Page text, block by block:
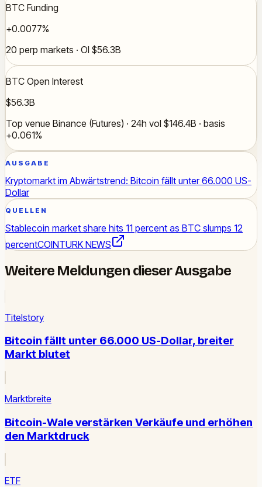
BTC Funding
+0.0077%
20 perp markets · OI $56.3B
BTC Open Interest
$56.3B
Top venue Binance (Futures) · 24h vol $146.4B · basis
+0.061%
AUSGABE
Kryptomarkt im Abwärtstrend: Bitcoin fällt unter 66.000 US-
Dollar
QUELLEN
Stablecoin market share hits 11 percent as BTC slumps 12
percentCOINTURK NEWS
Weitere Meldungen dieser Ausgabe
Titelstory
Bitcoin fällt unter 66.000 US-Dollar, breiter
Markt blutet
Marktbreite
Bitcoin-Wale verstärken Verkäufe und erhöhen
den Marktdruck
ETF